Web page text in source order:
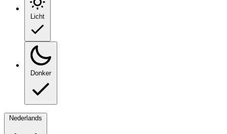
Licht
Donker
Nederlands